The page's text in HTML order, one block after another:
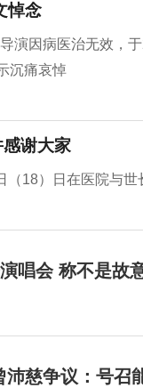
悼念
演因病医治无效，
沉痛哀悼
谢大家
18）日在医院与世
唱会 称不是故
慈争议：号召